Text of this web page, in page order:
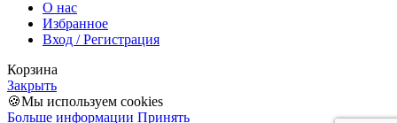
О нас
Избранное
Вход / Регистрация
Корзина
Закрыть
🍪Мы используем cookies
Больше информации Принять